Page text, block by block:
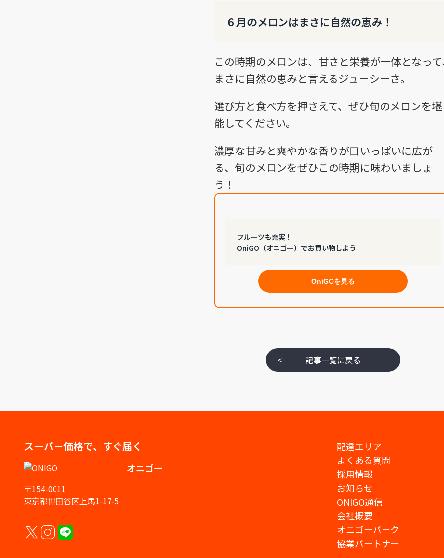
６月のメロンはまさに自然の恵み！
この時期のメロンは、甘さと栄養が一体となっ
まさに自然の恵みと言えるジューシーさ。
選び方と食べ方を押さえて、ぜひ旬のメロンを堪
能してください。
濃厚な甘みと爽やかな香りが口いっぱいに広が
る、旬のメロンをぜひこの時期に味わいましょ
う！
フルーツも充実！
OniGO（オニゴー）でお買い物しよう
OniGOを見る
< 記事一覧に戻る
スーパー価格で、すぐ届く
オニゴー
〒154-0011
東京都世田谷区上馬1-17-5
配達エリア
よくある質問
採用情報
お知らせ
ONIGO通信
会社概要
オニゴーパーク
協業パートナー